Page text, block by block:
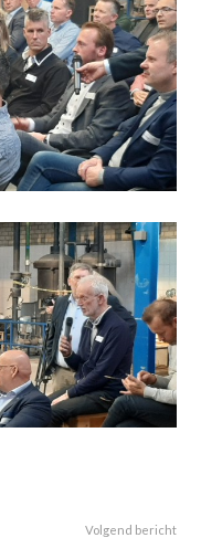
Volgend bericht